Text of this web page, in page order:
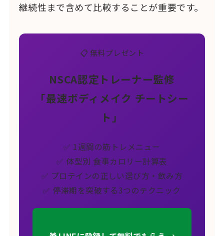
継続性まで含めて比較することが重要です。
📋 無料プレゼント
NSCA認定トレーナー監修
「最速ボディメイク チートシー
ト」
✅ 1週間の筋トレメニュー
✅ 体型別 食事カロリー計算表
✅ プロテインの正しい選び方・飲み方
✅ 停滞期を突破する3つのテクニック